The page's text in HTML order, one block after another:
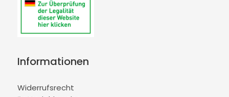
Informationen
Widerrufsrecht